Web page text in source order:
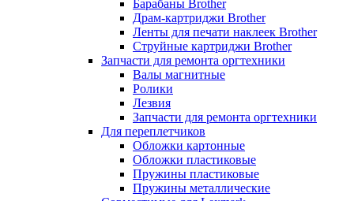
Барабаны Brother
Драм-картриджи Brother
Ленты для печати наклеек Brother
Струйные картриджи Brother
Запчасти для ремонта оргтехники
Валы магнитные
Ролики
Лезвия
Запчасти для ремонта оргтехники
Для переплетчиков
Обложки картонные
Обложки пластиковые
Пружины пластиковые
Пружины металлические